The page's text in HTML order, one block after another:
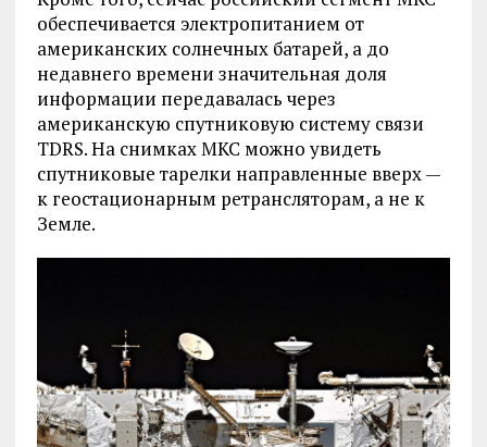
обеспечивается электропитанием от
американских солнечных батарей, а до
недавнего времени значительная доля
информации передавалась через
американскую спутниковую систему связи
TDRS. На снимках МКС можно увидеть
спутниковые тарелки направленные вверх —
к геостационарным ретрансляторам, а не к
Земле.